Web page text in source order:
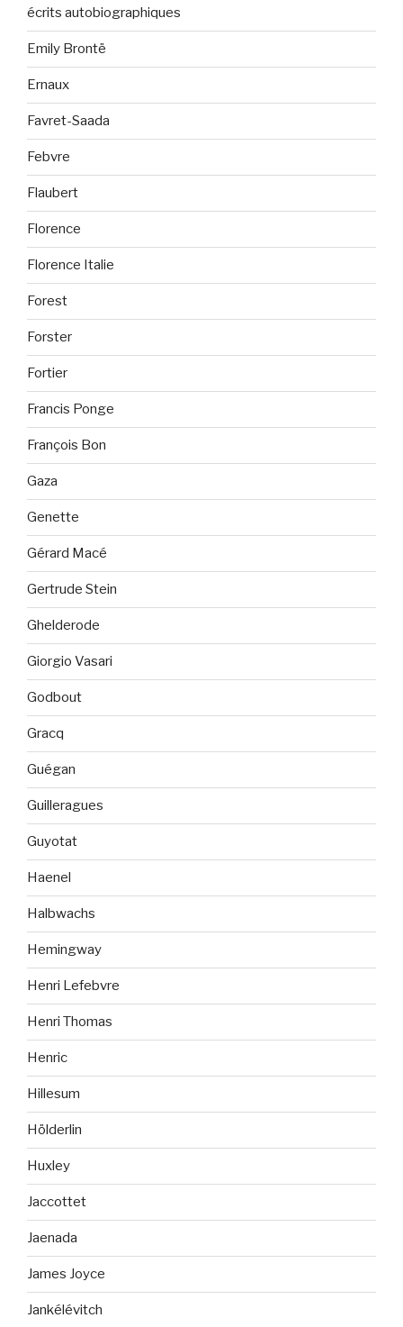
écrits autobiographiques
Emily Brontë
Ernaux
Favret-Saada
Febvre
Flaubert
Florence
Florence Italie
Forest
Forster
Fortier
Francis Ponge
François Bon
Gaza
Genette
Gérard Macé
Gertrude Stein
Ghelderode
Giorgio Vasari
Godbout
Gracq
Guégan
Guilleragues
Guyotat
Haenel
Halbwachs
Hemingway
Henri Lefebvre
Henri Thomas
Henric
Hillesum
Hölderlin
Huxley
Jaccottet
Jaenada
James Joyce
Jankélévitch